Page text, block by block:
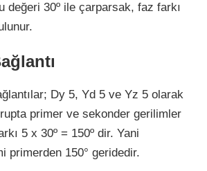
değeri 30º ile çarparsak, faz farkı
Dy 5, Yd 5 ve Yz 5 olarak
primer ve sekonder gerilimler
5 x 30º = 150º dir. Yani
primerden 150° geridedir.